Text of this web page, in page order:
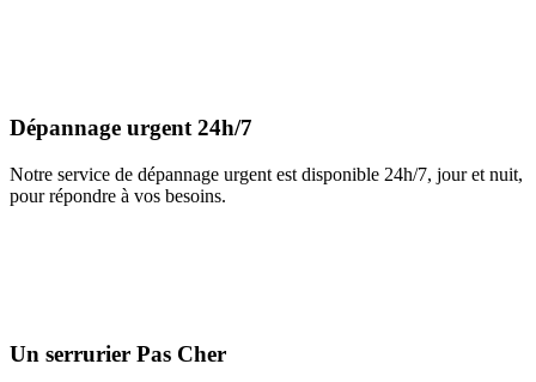
Dépannage urgent 24h/7
Notre service de dépannage urgent est disponible 24h/7, jour et nuit,
pour répondre à vos besoins.
Un serrurier Pas Cher